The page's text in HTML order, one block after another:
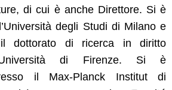
di cui è anche Direttore. Si è
degli Studi di Milano e
dottorato di ricerca in diritto
di Firenze. Si è
il Max-Planck Institut di